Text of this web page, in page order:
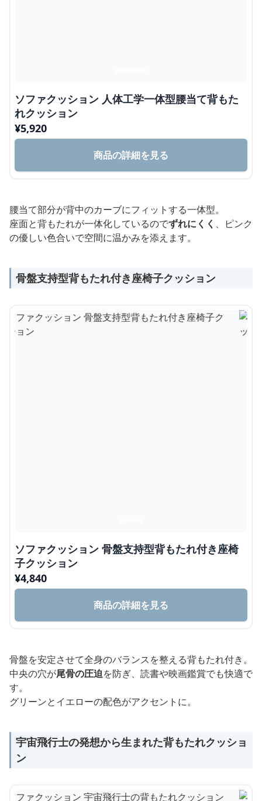
ソファクッション 人体工学一体型腰当て背もた
れクッション
¥5,920
商品の詳細を見る
腰当て部分が背中のカーブにフィットする一体型。
座面と背もたれが一体化しているのでずれにくく 、ピンク
の優しい色合いで空間に温かみを添えます。
骨盤支持型背もたれ付き座椅子クッション
ソファクッション 骨盤支持型背もたれ付き座椅
子クッション
¥4,840
商品の詳細を見る
骨盤を安定させて全身のバランスを整える背もたれ付き。
中央の穴が尾骨の圧迫を防ぎ、読書や映画鑑賞でも快適で
す。
グリーンとイエローの配色がアクセントに。
宇宙飛行士の発想から生まれた背もたれクッショ
ン